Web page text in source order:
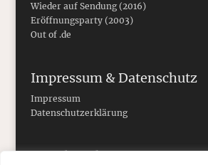
Wieder auf Sendung (2016)
Eröffnungsparty (2003)
Out of .de
Impressum & Datenschutz
Impressum
Datenschutzerklärung
Social Media